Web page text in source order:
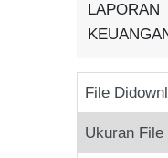
LAPORAN
File
Ukuran File